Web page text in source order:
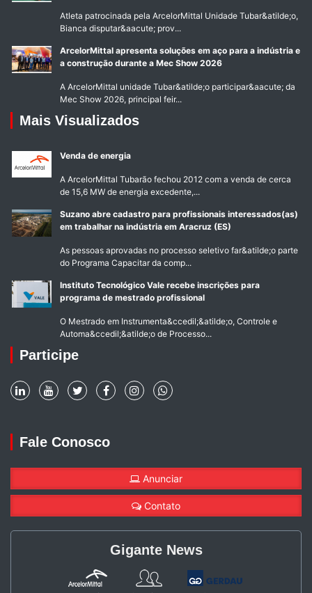
Atleta patrocinada pela ArcelorMittal Unidade Tubar&atilde;o,
Bianca disputar&aacute; prov...
ArcelorMittal apresenta soluções em aço para a indústria e
a construção durante a Mec Show 2026
A ArcelorMittal unidade Tubar&atilde;o participar&aacute; da
Mec Show 2026, principal feir...
Mais Visualizados
Venda de energia
A ArcelorMittal Tubarão fechou 2012 com a venda de cerca
de 15,6 MW de energia excedente,...
Suzano abre cadastro para profissionais interessados(as)
em trabalhar na indústria em Aracruz (ES)
As pessoas aprovadas no processo seletivo far&atilde;o parte
do Programa Capacitar da comp...
Instituto Tecnológico Vale recebe inscrições para
programa de mestrado profissional
O Mestrado em Instrumenta&ccedil;&atilde;o, Controle e
Automa&ccedil;&atilde;o de Processo...
Participe
Fale Conosco
Anunciar
Contato
Gigante News